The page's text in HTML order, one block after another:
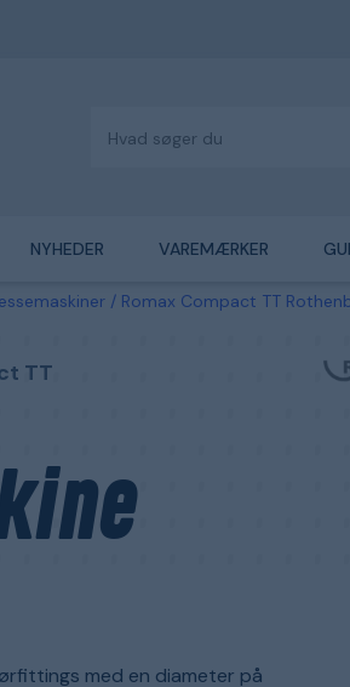
NYHEDER VAREMÆRKER
Romax Compact TT
TT
med en diameter på